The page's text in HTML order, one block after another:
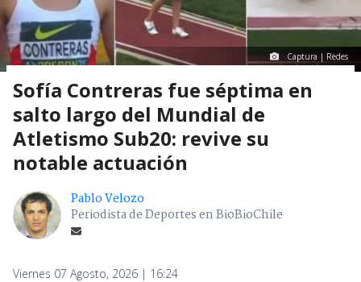
Captura | Redes
Sofía Contreras fue séptima en
salto largo del Mundial de
Atletismo Sub20: revive su
notable actuación
Pablo Velozo
Periodista de Deportes en BioBioChile
Viernes 07 Agosto, 2026 | 16:24